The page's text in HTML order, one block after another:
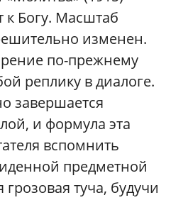
к Богу. Масштаб
изменен.
по-прежнему
реплику в диалоге.
завершается
и формула эта
вспомнить
предметной
туча, будучи